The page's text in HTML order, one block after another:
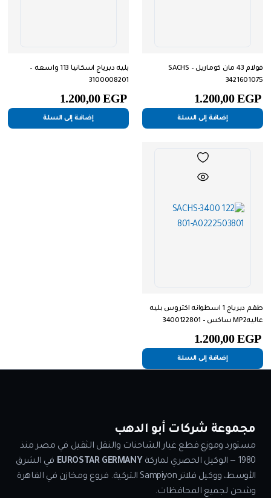
فولام 43 مان كوماريل SACHS –
3421601075
1.200,00EGP
إضافة إلى السلة
بليه دبرياج اسكانيا 113 واسعه –
3100008201
1.200,00EGP
إضافة إلى السلة
طقم دبرياج 1 اسطوانه اكتروس بليه
عاليهMP2 ساكس – 3400122801
1.200,00EGP
إضافة إلى السلة
مجموعة شركات أبو الدهب
مستورد وموزع قطع غيار الشاحنات والنقل الثقيل في مصر منذ
1980 — الوكيل الحصري لماركة
EUROSTAR GERMANYفي الشرق
الأوسط، ووكيل فلاتر Sampiyon التركية. فروع ومخازن في القاهرة
وشحن لجميع المحافظات.